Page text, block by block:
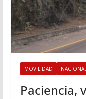
MOVILIDAD
Paciencia,